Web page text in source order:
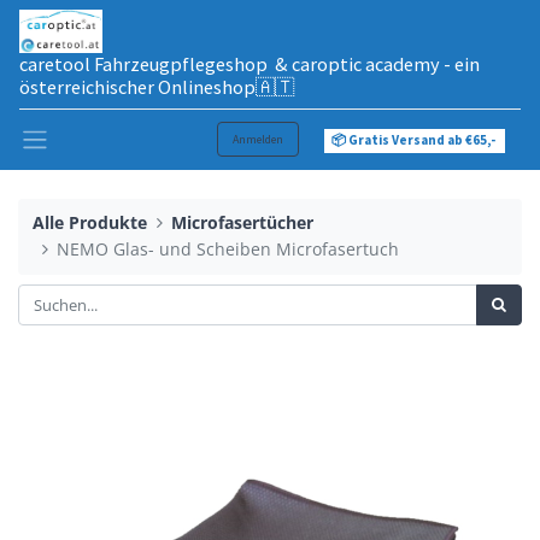
caretool Fahrzeugpflegeshop & caroptic academy - ein
österreichischer Onlineshop🇦🇹
Anmelden 📦 Gratis Versand ab €65,-
Alle Produkte
Microfasertücher
NEMO Glas- und Scheiben Microfasertuch